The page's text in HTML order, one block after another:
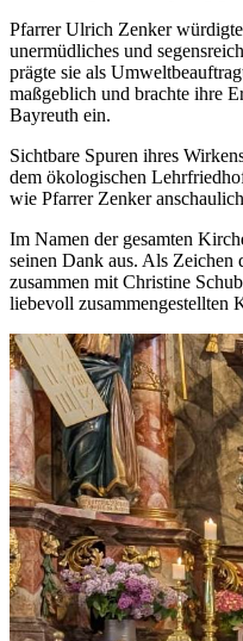
Pfarrer Ulrich Zenker
unermüdliches und
prägte sie als
maßgeblich und brachte ihre
Bayreuth ein.
Sichtbare Spuren ihres
dem ökologischen
wie Pfarrer Zenker
Im Namen der gesamten
seinen Dank aus. Als Zeichen
zusammen mit Christine
liebevoll zusammengestellten